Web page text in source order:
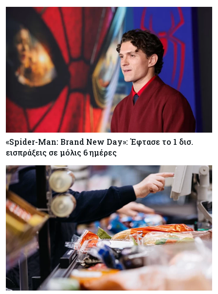
«Spider-Man: Brand New Day»: Έφτασε το 1 δισ.
εισπράξεις σε μόλις 6 ημέρες